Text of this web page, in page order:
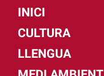
INICI
CULTURA
LLENGUA